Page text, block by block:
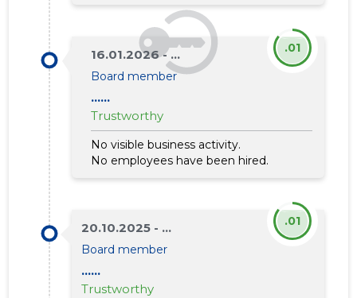
16.01.2026 - ...
Board member
......
Trustworthy
No visible business activity.
No employees have been hired.
.01
20.10.2025 - ...
Board member
......
Trustworthy
.01